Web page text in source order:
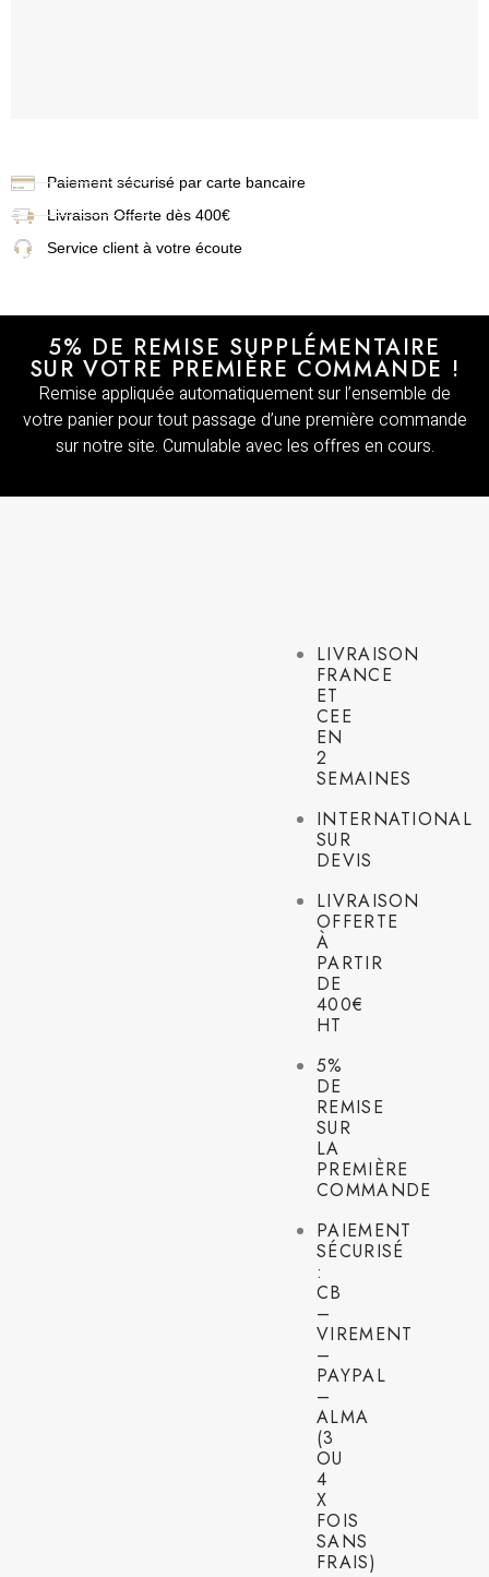
Paiement sécurisé par carte bancaire
Livraison Offerte dès 400€
Service client à votre écoute
5% DE REMISE SUPPLÉMENTAIRE
SUR VOTRE PREMIÈRE COMMANDE !
Remise appliquée automatiquement sur l’ensemble de
votre panier pour tout passage d’une première commande
sur notre site. Cumulable avec les offres en cours.
LIVRAISON
FRANCE
ET
CEE
EN
2
SEMAINES
INTERNATIONAL
SUR
DEVIS
LIVRAISON
OFFERTE
À
PARTIR
DE
400€
HT
5%
DE
REMISE
SUR
LA
PREMIÈRE
COMMANDE
PAIEMENT
SÉCURISÉ
:
CB
–
VIREMENT
–
PAYPAL
–
ALMA
(3
OU
4
X
FOIS
SANS
FRAIS)